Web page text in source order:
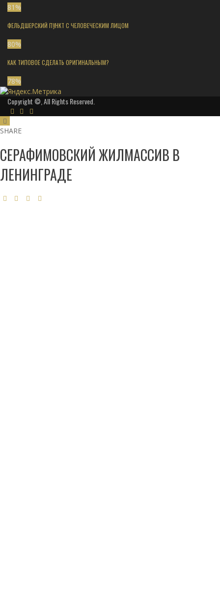
81 %
ФЕЛЬДШЕРСКИЙ ПУНКТ С ЧЕЛОВЕЧЕСКИМ ЛИЦОМ
80%
КАК ТИПОВОЕ СДЕЛАТЬ ОРИГИНАЛЬНЫМ?
78%
Copyright ©, All Rights Reserved.
SHARE
СЕРАФИМОВСКИЙ ЖИЛМАССИВ В
ЛЕНИНГРАДЕ